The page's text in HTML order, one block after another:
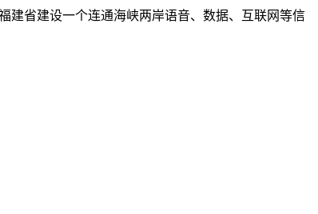
建省建设一个连通海峡两岸语音、数据、互联网等信